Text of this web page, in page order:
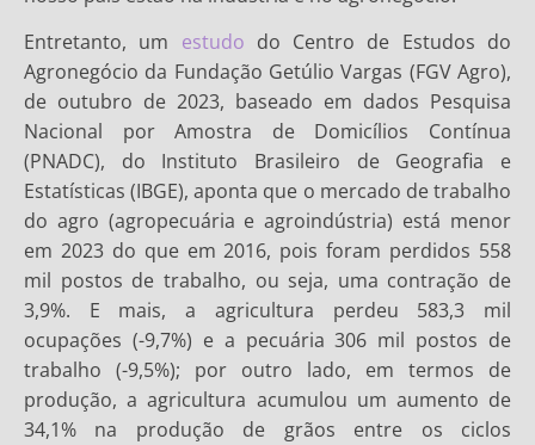
Entretanto, um estudo do Centro de Estudos do
Agronegócio da Fundação Getúlio Vargas (FGV Agro),
de outubro de 2023, baseado em dados Pesquisa
Nacional por Amostra de Domicílios Contínua
(PNADC), do Instituto Brasileiro de Geografia e
Estatísticas (IBGE), aponta que o mercado de trabalho
do agro (agropecuária e agroindústria) está menor
em 2023 do que em 2016, pois foram perdidos 558
mil postos de trabalho, ou seja, uma contração de
3,9%. E mais, a agricultura perdeu 583,3 mil
ocupações (-9,7%) e a pecuária 306 mil postos de
trabalho (-9,5%); por outro lado, em termos de
produção, a agricultura acumulou um aumento de
34,1% na produção de grãos entre os ciclos